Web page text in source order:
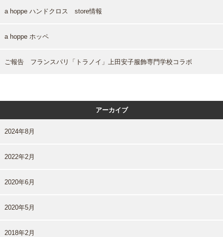
a hoppe ハンドクロス store情報
a hoppe ホッペ
ご報告 フランスパリ「トラノイ」上田安子服飾専門学校コラボ
アーカイブ
2024年8月
2022年2月
2020年6月
2020年5月
2018年2月